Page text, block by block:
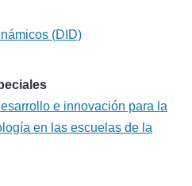
(DID)
e innovación para la
en las escuelas de la